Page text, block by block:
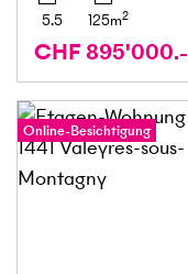
5.5 125m2
CHF 895'000.-
Online-Besichtigung